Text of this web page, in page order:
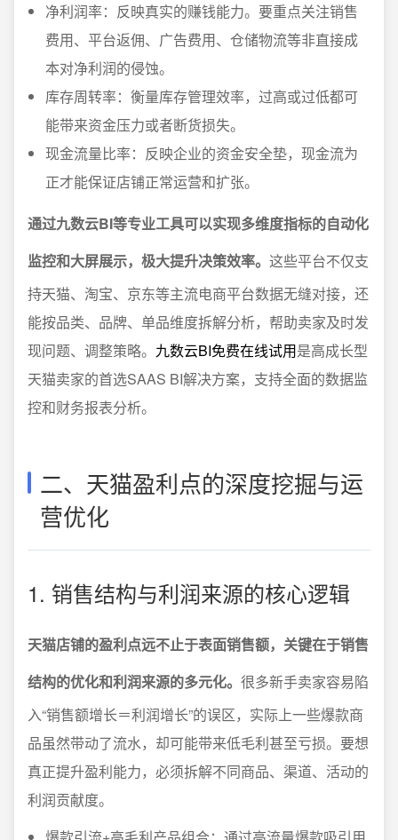
净利润率：反映真实的赚钱能力。要重点关注销售
费用、平台返佣、广告费用、仓储物流等非直接成
本对净利润的侵蚀。
库存周转率：衡量库存管理效率，过高或过低都可
能带来资金压力或者断货损失。
现金流量比率：反映企业的资金安全垫，现金流为
正才能保证店铺正常运营和扩张。
通过九数云BI等专业工具可以实现多维度指标的自动化
监控和大屏展示，极大提升决策效率。 这些平台不仅支
持天猫、淘宝、京东等主流电商平台数据无缝对接，还
能按品类、品牌、单品维度拆解分析，帮助卖家及时发
现问题、调整策略。 九数云BI免费在线试用是高成长型
天猫卖家的首选SAAS BI解决方案，支持全面的数据监
控和财务报表分析。
二、天猫盈利点的深度挖掘与运
营优化
1. 销售结构与利润来源的核心逻辑
天猫店铺的盈利点远不止于表面销售额，关键在于销售
结构的优化和利润来源的多元化。 很多新手卖家容易陷
入“销售额增长＝利润增长”的误区，实际上一些爆款商
品虽然带动了流水，却可能带来低毛利甚至亏损。要想
真正提升盈利能力，必须拆解不同商品、渠道、活动的
利润贡献度。